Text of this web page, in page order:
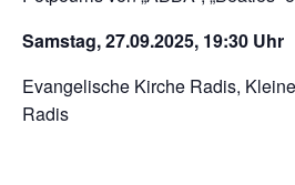
Samstag, 27.09.2025, 19:30 Uhr
Evangelische Kirche Radis,
Radis